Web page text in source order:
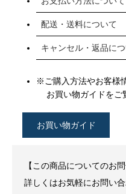
配送・送料について
キャンセル・返品に
※ご購入方法やお客様
お買い物ガイドをご
お買い物ガイド
【この商品についてのお問
詳しくはお気軽にお問い合